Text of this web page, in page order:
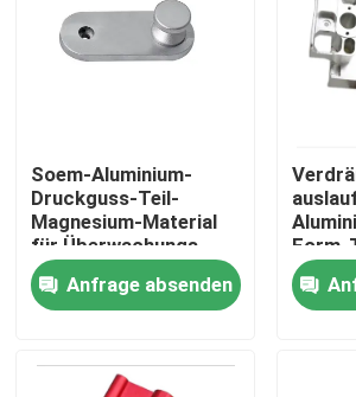
Soem-Aluminium-
Druckguss-Teil-
Magnesium-Material
für Überwachungs-
Arm
Anfrage absenden
Form-